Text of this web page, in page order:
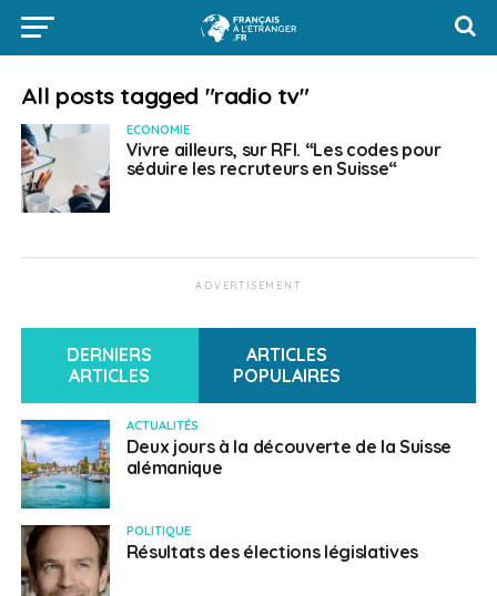
All posts tagged "radio tv"
ECONOMIE
Vivre ailleurs, sur RFI. “Les codes pour
séduire les recruteurs en Suisse“
ADVERTISEMENT
DERNIERS
ARTICLES
ARTICLES
POPULAIRES
ACTUALITÉS
Deux jours à la découverte de la Suisse
alémanique
POLITIQUE
Résultats des élections législatives